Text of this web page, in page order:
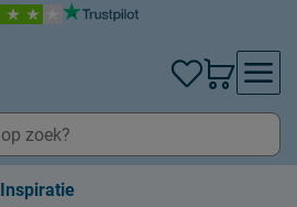
Inspiratie